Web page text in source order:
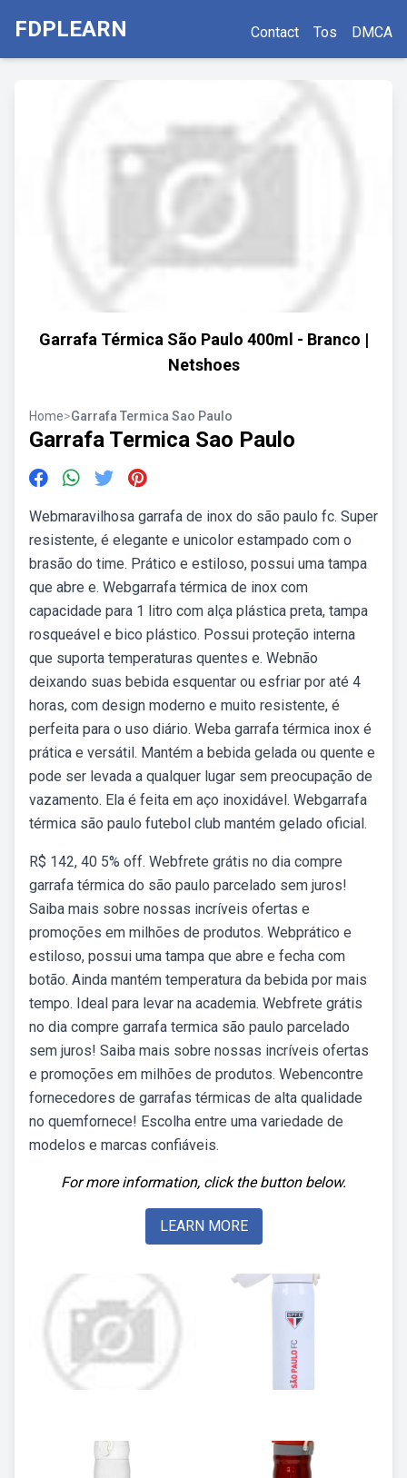
FDPLEARN Contact Tos DMCA
Garrafa Térmica São Paulo 400ml - Branco |
Netshoes
Home>Garrafa Termica Sao Paulo
Garrafa Termica Sao Paulo
Webmaravilhosa garrafa de inox do são paulo fc. Super
resistente, é elegante e unicolor estampado com o
brasão do time. Prático e estiloso, possui uma tampa
que abre e. Webgarrafa térmica de inox com
capacidade para 1 litro com alça plástica preta, tampa
rosqueável e bico plástico. Possui proteção interna
que suporta temperaturas quentes e. Webnão
deixando suas bebida esquentar ou esfriar por até 4
horas, com design moderno e muito resistente, é
perfeita para o uso diário. Weba garrafa térmica inox é
prática e versátil. Mantém a bebida gelada ou quente e
pode ser levada a qualquer lugar sem preocupação de
vazamento. Ela é feita em aço inoxidável. Webgarrafa
térmica são paulo futebol club mantém gelado oficial.
R$ 142, 40 5% off. Webfrete grátis no dia compre
garrafa térmica do são paulo parcelado sem juros!
Saiba mais sobre nossas incríveis ofertas e
promoções em milhões de produtos. Webprático e
estiloso, possui uma tampa que abre e fecha com
botão. Ainda mantém temperatura da bebida por mais
tempo. Ideal para levar na academia. Webfrete grátis
no dia compre garrafa termica são paulo parcelado
sem juros! Saiba mais sobre nossas incríveis ofertas
e promoções em milhões de produtos. Webencontre
fornecedores de garrafas térmicas de alta qualidade
no quemfornece! Escolha entre uma variedade de
modelos e marcas confiáveis.
For more information, click the button below.
LEARN MORE